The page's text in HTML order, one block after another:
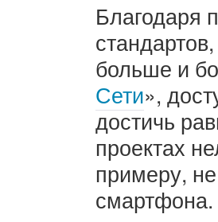
Благодаря
больше и
Сети»,
достичь
проектах
примеру,
смартфона.